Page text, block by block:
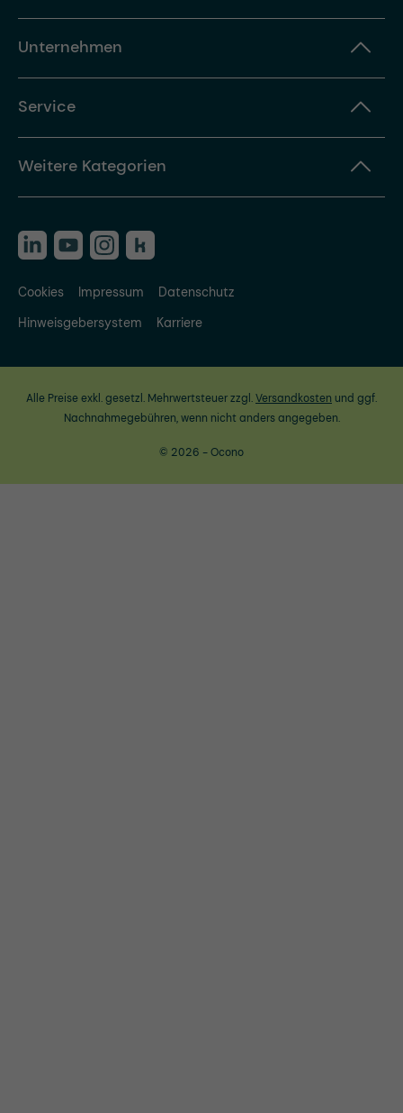
Unternehmen
Service
Weitere Kategorien
Cookies Impressum
Datenschutz
Hinweisgebersystem
Karriere
Alle Preise exkl. gesetzl. Mehrwertsteuer zzgl.Versandkosten und ggf.
Nachnahmegebühren, wenn nicht anders angegeben.
© 2026 - Ocono